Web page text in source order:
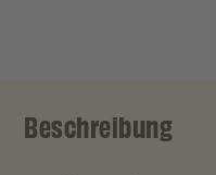
Beschreibung